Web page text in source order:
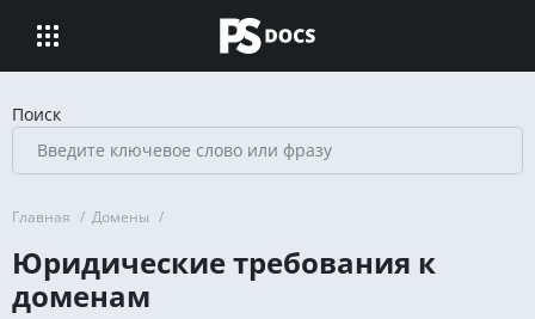
Поиск
Главная / Домены /
Юридические требования к
доменам